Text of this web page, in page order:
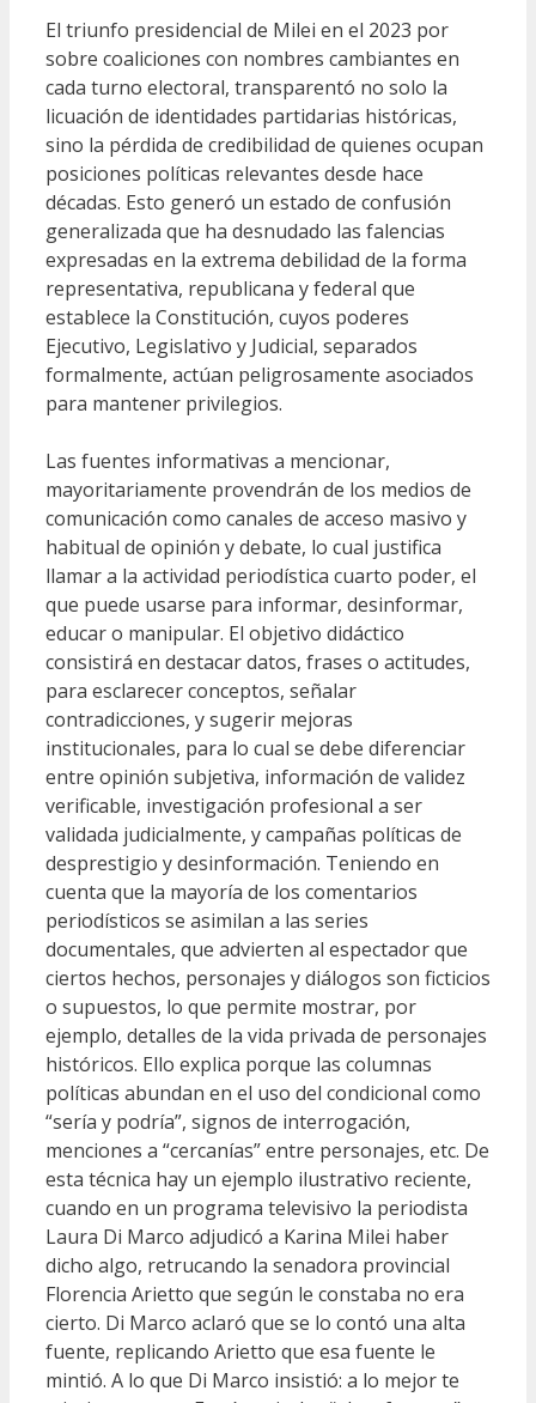
El triunfo presidencial de Milei en el 2023 por
sobre coaliciones con nombres cambiantes en
cada turno electoral, transparentó no solo la
licuación de identidades partidarias históricas,
sino la pérdida de credibilidad de quienes ocupan
posiciones políticas relevantes desde hace
décadas. Esto generó un estado de confusión
generalizada que ha desnudado las falencias
expresadas en la extrema debilidad de la forma
representativa, republicana y federal que
establece la Constitución, cuyos poderes
Ejecutivo, Legislativo y Judicial, separados
formalmente, actúan peligrosamente asociados
para mantener privilegios.
Las fuentes informativas a mencionar,
mayoritariamente provendrán de los medios de
comunicación como canales de acceso masivo y
habitual de opinión y debate, lo cual justifica
llamar a la actividad periodística cuarto poder, el
que puede usarse para informar, desinformar,
educar o manipular. El objetivo didáctico
consistirá en destacar datos, frases o actitudes,
para esclarecer conceptos, señalar
contradicciones, y sugerir mejoras
institucionales, para lo cual se debe diferenciar
entre opinión subjetiva, información de validez
verificable, investigación profesional a ser
validada judicialmente, y campañas políticas de
desprestigio y desinformación. Teniendo en
cuenta que la mayoría de los comentarios
periodísticos se asimilan a las series
documentales, que advierten al espectador que
ciertos hechos, personajes y diálogos son ficticios
o supuestos, lo que permite mostrar, por
ejemplo, detalles de la vida privada de personajes
históricos. Ello explica porque las columnas
políticas abundan en el uso del condicional como
“sería y podría”, signos de interrogación,
menciones a “cercanías” entre personajes, etc. De
esta técnica hay un ejemplo ilustrativo reciente,
cuando en un programa televisivo la periodista
Laura Di Marco adjudicó a Karina Milei haber
dicho algo, retrucando la senadora provincial
Florencia Arietto que según le constaba no era
cierto. Di Marco aclaró que se lo contó una alta
fuente, replicando Arietto que esa fuente le
mintió. A lo que Di Marco insistió: a lo mejor te